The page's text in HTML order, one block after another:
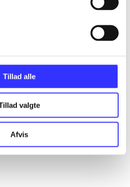
Tillad alle
valgte
Afvis